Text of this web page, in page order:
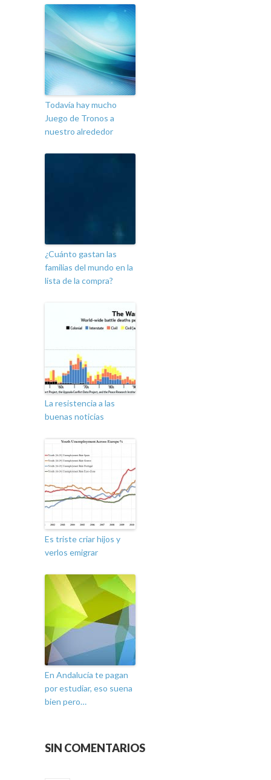
Todavía hay mucho
Juego de Tronos a
nuestro alrededor
¿Cuánto gastan las
familias del mundo en la
lista de la compra?
La resistencia a las
buenas noticias
Es triste criar hijos y
verlos emigrar
En Andalucía te pagan
por estudiar, eso suena
bien pero…
SIN COMENTARIOS